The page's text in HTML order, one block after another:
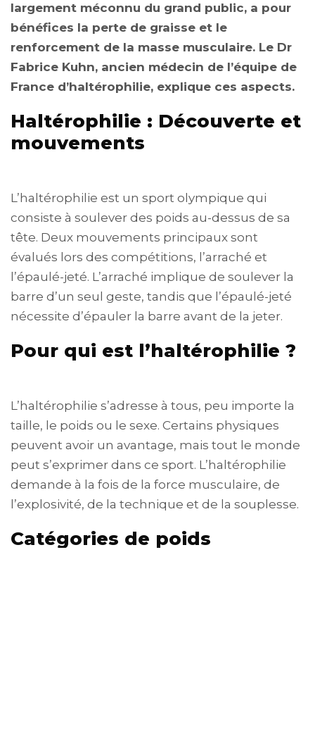
largement méconnu du grand public, a pour
bénéfices la perte de graisse et le
renforcement de la masse musculaire. Le Dr
Fabrice Kuhn, ancien médecin de l’équipe de
France d’haltérophilie, explique ces aspects.
Haltérophilie : Découverte et
mouvements
L’haltérophilie est un sport olympique qui
consiste à soulever des poids au-dessus de sa
tête. Deux mouvements principaux sont
évalués lors des compétitions, l’arraché et
l’épaulé-jeté. L’arraché implique de soulever la
barre d’un seul geste, tandis que l’épaulé-jeté
nécessite d’épauler la barre avant de la jeter.
Pour qui est l’haltérophilie ?
L’haltérophilie s’adresse à tous, peu importe la
taille, le poids ou le sexe. Certains physiques
peuvent avoir un avantage, mais tout le monde
peut s’exprimer dans ce sport. L’haltérophilie
demande à la fois de la force musculaire, de
l’explosivité, de la technique et de la souplesse.
Catégories de poids